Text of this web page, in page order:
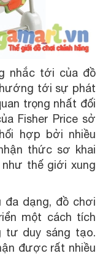
nhắc tới của đồ
tới sự phát
trọng nhất đối
Fisher Price sở
hợp bởi nhiều
thức sơ khai
như thế giới xung
đa dạng, đồ chơi
một cách tích
tư duy sáng tạo.
được rất nhiều